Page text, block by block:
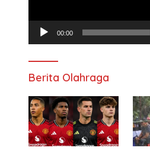
00:00
Berita Olahraga